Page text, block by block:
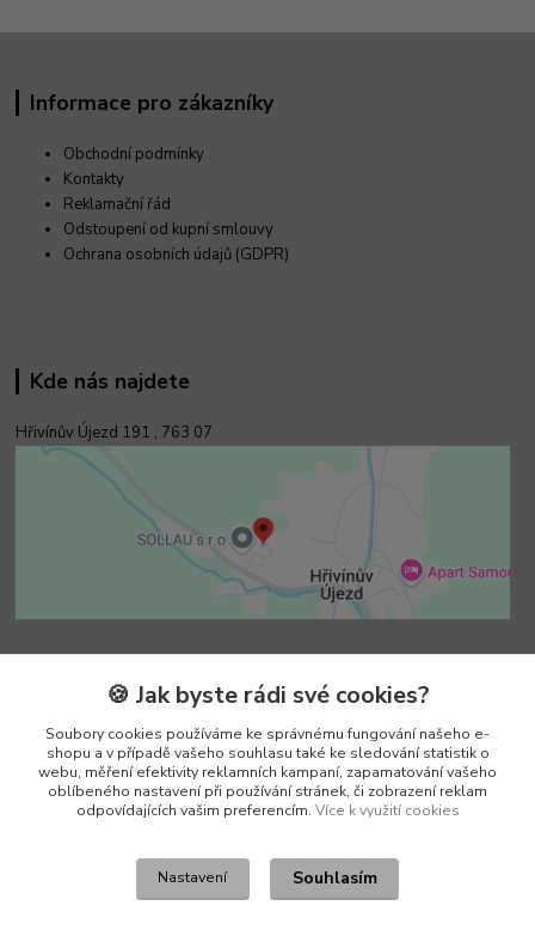
Informace pro zákazníky
Obchodní podmínky
Kontakty
Reklamační řád
Odstoupení od kupní smlouvy
Ochrana osobních údajů (GDPR)
Kde nás najdete
Hřivínův Újezd 191 , 763 07
Kontakty
Vedoucí e-shopu
+420 602 552 766
(Po-Pá, 6:30-15 hod.)
🍪 Jak byste rádi své cookies?
Soubory cookies používáme ke správnému fungování našeho e-
shopu a v případě vašeho souhlasu také ke sledování statistik o
webu, měření efektivity reklamních kampaní, zapamatování vašeho
oblíbeného nastavení při používání stránek, či zobrazení reklam
odpovídajících vašim preferencím. Více k využití cookies
Nastavení Souhlasím